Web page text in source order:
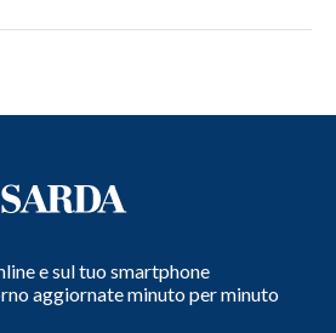
e sul tuo smartphone
aggiornate minuto per minuto